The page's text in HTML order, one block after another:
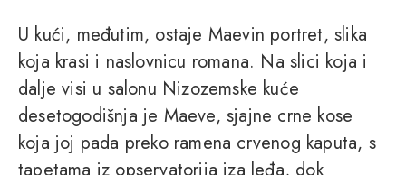
U kući, međutim, ostaje Maevin portret, slika
koja krasi i naslovnicu romana. Na slici koja i
dalje visi u salonu Nizozemske kuće
desetogodišnja je Maeve, sjajne crne kose
koja joj pada preko ramena crvenog kaputa, s